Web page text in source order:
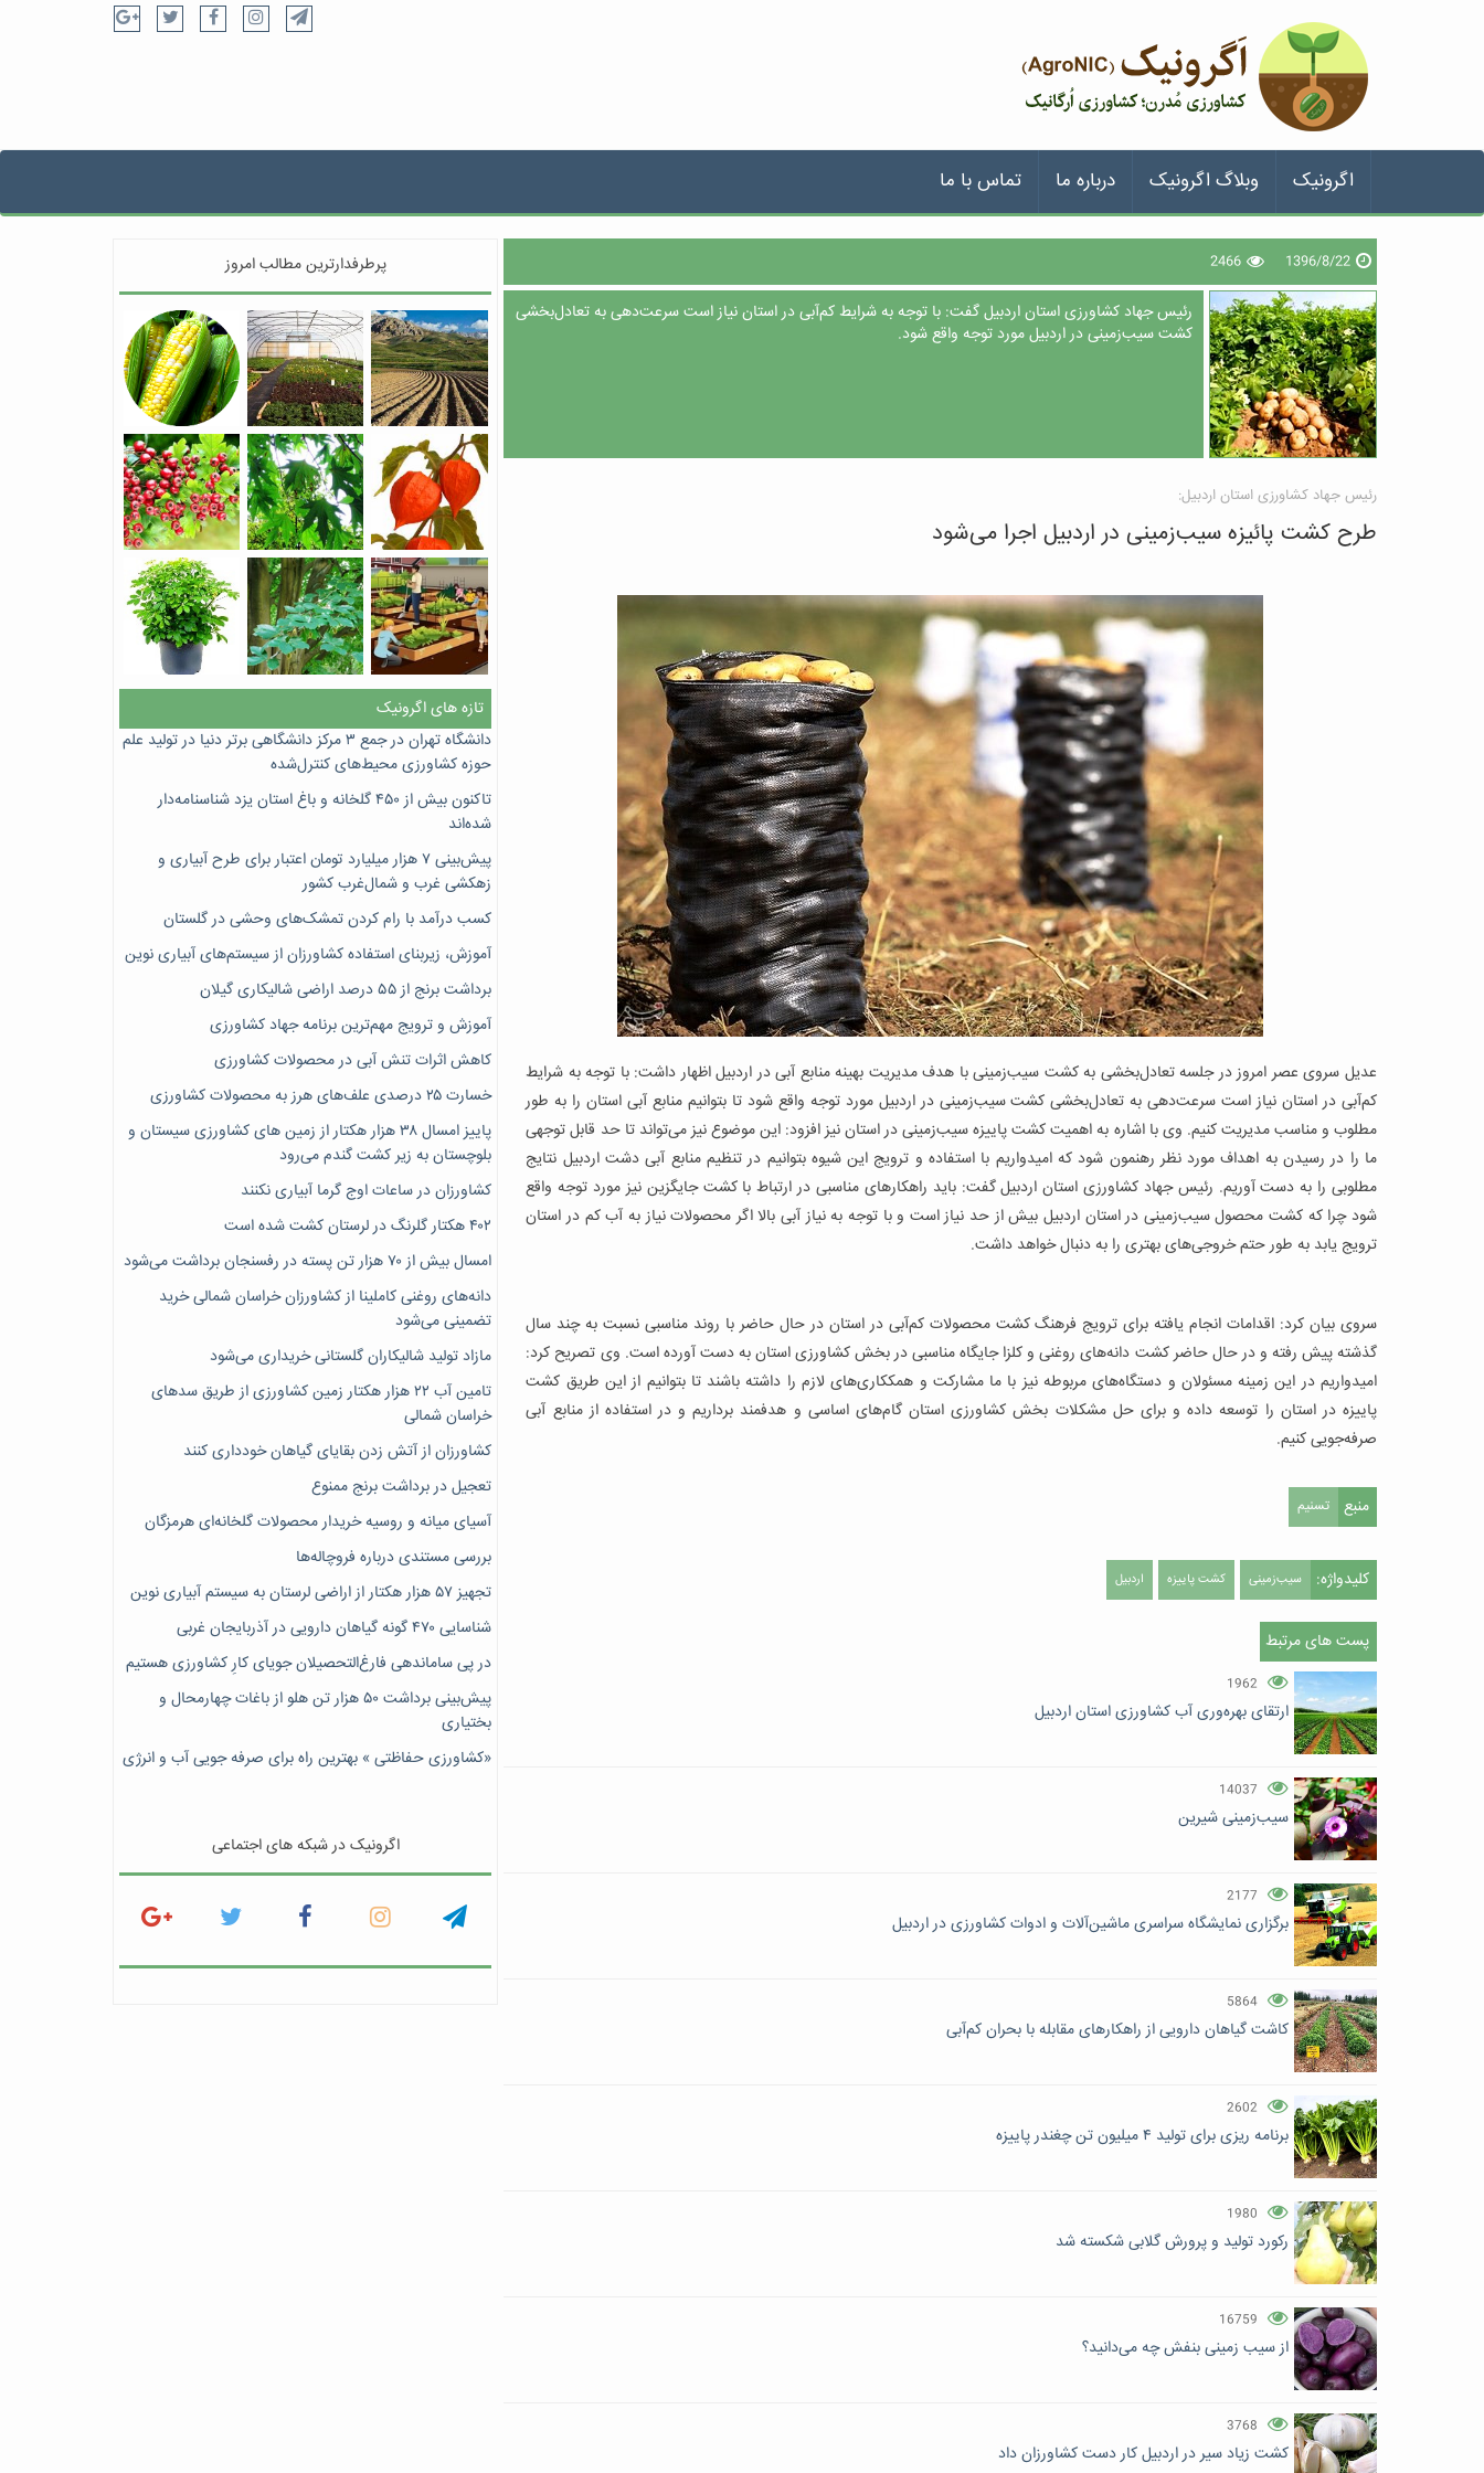
اگرونیک وبلاگ اگرونیک درباره ما تماس با ما
1396/8/22
2466
رئیس جهاد کشاورزی استان اردبیل گفت: با توجه به شرایط کم‌آبی در استان نیاز است سرعت‌دهی به تعادل‌بخشی
کشت سیب‌زمینی در اردبیل مورد توجه واقع شود.
رئیس جهاد کشاورزی استان اردبیل:
طرح کشت پائیزه سیب‌زمینی در اردبیل اجرا می‌شود
عدیل سروی عصر امروز در جلسه تعادل‌بخشی به کشت سیب‌زمینی با هدف مدیریت بهینه منابع آبی در اردبیل اظهار داشت: با توجه به شرایط
کم‌آبی در استان نیاز است سرعت‌دهی به تعادل‌بخشی کشت سیب‌زمینی در اردبیل مورد توجه واقع شود تا بتوانیم منابع آبی استان را به طور
مطلوب و مناسب مدیریت کنیم. وی با اشاره به اهمیت کشت پاییزه سیب‌زمینی در استان نیز افزود: این موضوع نیز می‌تواند تا حد قابل توجهی
ما را در رسیدن به اهداف مورد نظر رهنمون شود که امیدواریم با استفاده و ترویج این شیوه بتوانیم در تنظیم منابع آبی دشت اردبیل نتایج
مطلوبی را به دست آوریم. رئیس جهاد کشاورزی استان اردبیل گفت: باید راهکارهای مناسبی در ارتباط با کشت جایگزین نیز مورد توجه واقع
شود چرا که کشت محصول سیب‌زمینی در استان اردبیل بیش از حد نیاز است و با توجه به نیاز آبی بالا اگر محصولات نیاز به آب کم در استان
ترویج یابد به طور حتم خروجی‌های بهتری را به دنبال خواهد داشت.
سروی بیان کرد: اقدامات انجام یافته برای ترویج فرهنگ کشت محصولات کم‌آبی در استان در حال حاضر با روند مناسبی نسبت به چند سال
گذشته پیش رفته و در حال حاضر کشت دانه‌های روغنی و کلزا جایگاه مناسبی در بخش کشاورزی استان به دست آورده است. وی تصریح کرد:
امیدواریم در این زمینه مسئولان و دستگاه‌های مربوطه نیز با ما مشارکت و همککاری‌های لازم را داشته باشند تا بتوانیم از این طریق کشت
پاییزه در استان را توسعه داده و برای حل مشکلات بخش کشاورزی استان گام‌های اساسی و هدفمند برداریم و در استفاده از منابع آبی
صرفه‌جویی کنیم.
منبع تسنیم
کلیدواژه: سیب‌زمینی کشت پاییزه اردبیل
پست های مرتبط
1962
ارتقای بهره‌وری آب کشاورزی استان اردبیل
14037
سیب‌زمینی شیرین
2177
برگزاری نمایشگاه سراسری ماشین‌آلات و ادوات کشاورزی در اردبیل
5864
کاشت گیاهان دارویی از راهکارهای مقابله با بحران کم‌آبی
2602
برنامه ریزی برای تولید ۴ میلیون تن چغندر پاییزه
1980
رکورد تولید و پرورش گلابی شکسته شد
16759
از سیب زمینی بنفش چه می‌دانید؟
3768
کشت زیاد سیر در اردبیل کار دست کشاورزان داد
پرطرفدارترین مطالب امروز
تازه های اگرونیک
دانشگاه تهران در جمع ۳ مرکز دانشگاهی برتر دنیا در تولید علم
حوزه کشاورزی محیط‌های کنترل‌شده
تاکنون بیش از ۴۵۰ گلخانه و باغ استان یزد شناسنامه‌دار
شده‌اند
پیش‌بینی ۷‌ هزار میلیارد تومان اعتبار برای طرح آبیاری و
زهکشی غرب و شمال‌غرب کشور
کسب درآمد با رام کردن تمشک‌های وحشی در گلستان
آموزش، زیربنای استفاده کشاورزان از سیستم‌های آبیاری نوین
برداشت برنج از ۵۵ درصد اراضی شالیکاری گیلان
آموزش و ترویج مهم‌ترین برنامه جهاد کشاورزی
کاهش اثرات تنش آبی در محصولات کشاورزی
خسارت ۲۵ درصدی علف‌های هرز به محصولات کشاورزی
پاییز امسال ۳۸ هزار هکتار از زمین های کشاورزی سیستان و
بلوچستان به زیر کشت گندم می‌رود
کشاورزان در ساعات اوج گرما آبیاری نکنند
۴۰۲ هکتار گلرنگ در لرستان کشت شده است
امسال بیش از ۷۰ هزار تن پسته در رفسنجان برداشت می‌شود
دانه‌های روغنی کاملینا از کشاورزان خراسان شمالی خرید
تضمینی می‌شود
مازاد تولید شالیکاران گلستانی خریداری می‌شود
تامین آب ۲۲ هزار هکتار زمین کشاورزی از طریق سدهای
خراسان شمالی
کشاورزان از آتش زدن بقایای گیاهان خودداری کنند
تعجیل در برداشت برنج ممنوع
آسیای میانه و روسیه خریدار محصولات گلخانه‌ای هرمزگان
بررسی مستندی درباره فروچاله‌ها
تجهیز ۵۷ هزار هکتار از اراضی لرستان به سیستم آبیاری نوین
شناسایی ۴۷٠ گونه گیاهان دارویی در آذربایجان غربی
در پی ساماندهی فارغ‌التحصیلان جویای کارِ کشاورزی هستیم
پیش‎‌بینی برداشت ۵۰ هزار تن هلو از باغات چهارمحال و
بختیاری
«کشاورزی حفاظتی » بهترین راه برای صرفه جویی آب و انرژی
اگرونیک در شبکه های اجتماعی